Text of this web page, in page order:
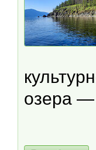
озера